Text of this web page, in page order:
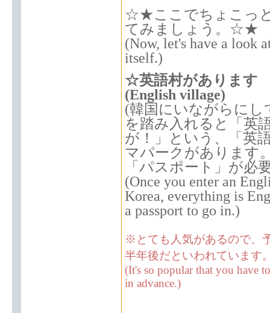
☆★ここでちょこっ
てみましょう。☆★
(Now, let's have a look
itself.)
☆英語村があります
(English village)
(韓国にいながらにし
を踏み入れると「英
が！」という、「英
マパークがあります
「パスポート」が必
(Once you enter an
Korea, everything is
a passport to go in.)
※とても人気があるので、
半年後だといわれています
(It's so popular that you have
in advance.)